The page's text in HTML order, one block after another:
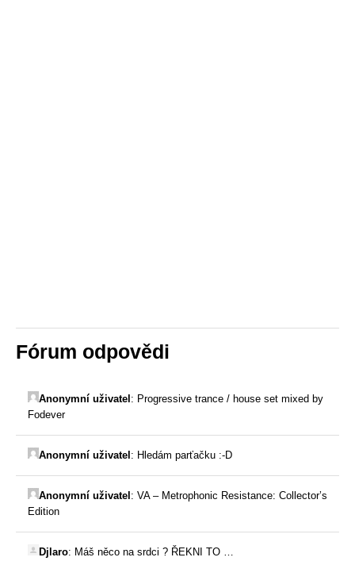
Fórum odpovědi
Anonymní uživatel : Progressive trance / house set mixed by
Fodever
Anonymní uživatel : Hledám parťačku :-D
Anonymní uživatel : VA – Metrophonic Resistance: Collector’s
Edition
Djlaro: Máš něco na srdci ? ŘEKNI TO …